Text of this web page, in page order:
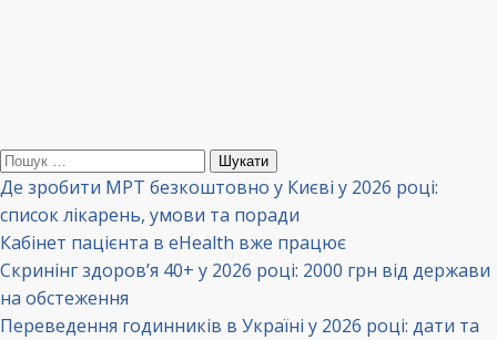
Пошук:
Де зробити МРТ безкоштовно у Києві у 2026 році:
список лікарень, умови та поради
Кабінет пацієнта в eHealth вже працює
Скринінг здоров’я 40+ у 2026 році: 2000 грн від держави
на обстеження
Переведення годинників в Україні у 2026 році: дати та